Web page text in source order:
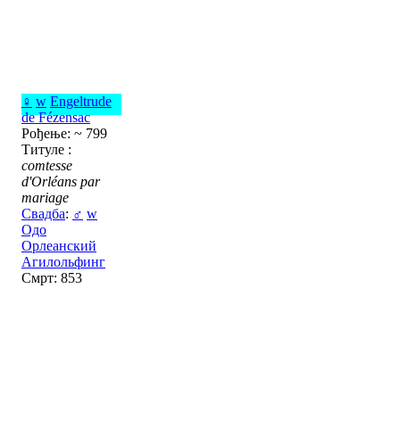
♀ w Engeltrude
de Fézensac
Рођење: ~ 799
Титуле :
comtesse
d'Orléans par
mariage
Свадба: ♂ w
Одо
Орлеанский
Агилольфинг
Смрт: 853